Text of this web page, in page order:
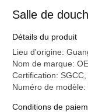
Salle de
Détails du produit
Lieu d'origine:
Nom de marque:
Certification: SGCC,
Numéro de modèle:
Conditions de